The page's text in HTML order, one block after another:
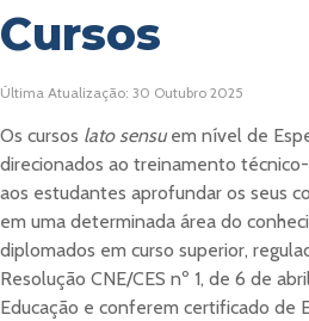
Cursos
Última Atualização: 30 Outubro 2025
Os cursos lato sensuem nível de
direcionados ao treinamento
aos estudantes aprofundar os seus
em uma determinada área do
diplomados em curso superior,
Resolução CNE/CES nº 1, de 6 de
Educação e conferem certificado de